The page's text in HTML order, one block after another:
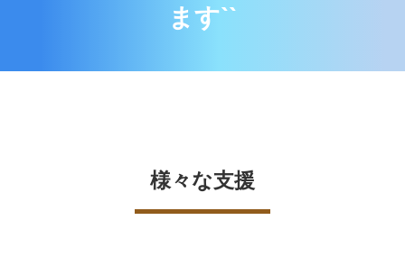
ます``
様々な支援